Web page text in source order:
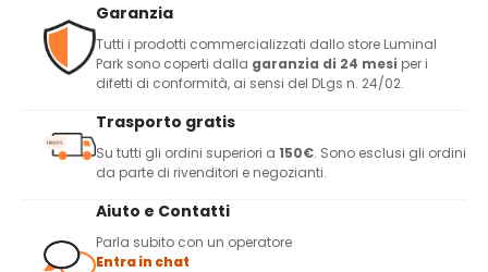
Garanzia
Tutti i prodotti commercializzati dallo store Luminal
Park sono coperti dalla garanzia di 24 mesi per i
difetti di conformità, ai sensi del DLgs n. 24/02.
Trasporto gratis
Su tutti gli ordini superiori a 150€. Sono esclusi gli ordini
da parte di rivenditori e negozianti.
Aiuto e Contatti
Parla subito con un operatore
Entra in chat